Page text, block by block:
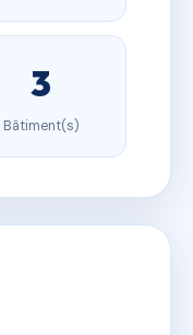
3
Bâtiment(s)